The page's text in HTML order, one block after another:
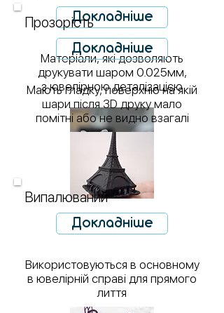
Докладніше
Матеріали, які дозволяють
друкувати шаром 0.025мм,
з ювелірною деталізацією
Прозорість
Докладніше
Мають гладку, поверхню на якій
шари після 3D друку мало
помітні або не видно взагалі
Випалюваний
Докладніше
Використовуються в основному
в ювелірній справі для прямого
лиття